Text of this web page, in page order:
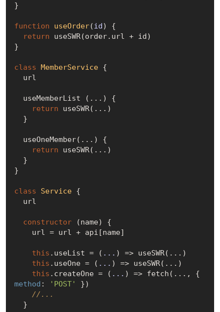
}
function useOrder(id) {
return useSWR(order.url + id)
}
class MemberService {
return useSWR(...)
return useSWR(...)
}
class Service {
constructor (name) {
this .useList = ( ... ) => useSWR(...)
this .useOne = ( ... ) => useSWR(...)
this .createOne = ( ... ) =>
method : 'POST'
})
//...